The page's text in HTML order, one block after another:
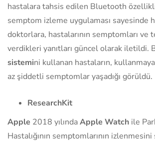
hastalara tahsis edilen Bluetooth özellikli
semptom izleme uygulaması sayesinde
doktorlara, hastalarının semptomları ve
verdikleri yanıtları güncel olarak iletildi.
sistemini kullanan hastaların,
az şiddetli semptomlar yaşadığı görüldü.
ResearchKit
Apple 2018 yılındaApple Watch ile
Hastalığının semptomlarının izlenmesini